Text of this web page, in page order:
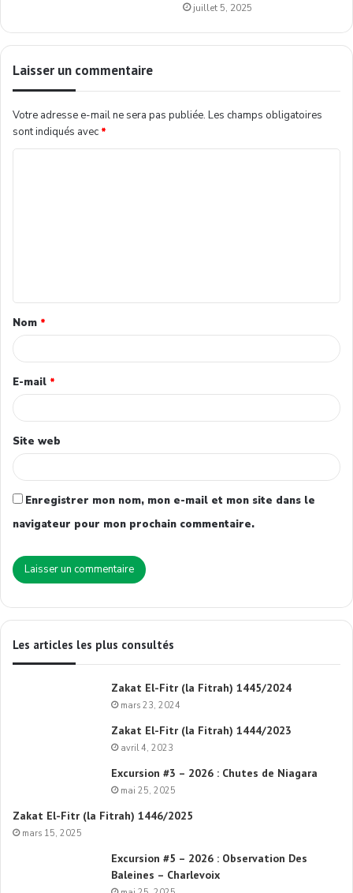
juillet 5, 2025
Laisser un commentaire
Votre adresse e-mail ne sera pas publiée. Les champs obligatoires
sont indiqués avec *
Nom *
E-mail *
Site web
Enregistrer mon nom, mon e-mail et mon site dans le
navigateur pour mon prochain commentaire.
Les articles les plus consultés
Zakat El-Fitr (la Fitrah) 1445/2024
mars 23, 2024
Zakat El-Fitr (la Fitrah) 1444/2023
avril 4, 2023
Excursion #3 – 2026 : Chutes de Niagara
mai 25, 2025
Zakat El-Fitr (la Fitrah) 1446/2025
mars 15, 2025
Excursion #5 – 2026 : Observation Des
Baleines – Charlevoix